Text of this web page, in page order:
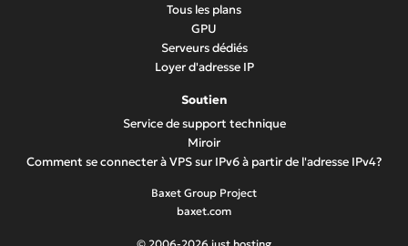
Tous les plans
GPU
Serveurs dédiés
Loyer d'adresse IP
Soutien
Service de support technique
Miroir
Comment se connecter à VPS sur IPv6 à partir de l'adresse IPv4?
Baxet Group Project
baxet.com